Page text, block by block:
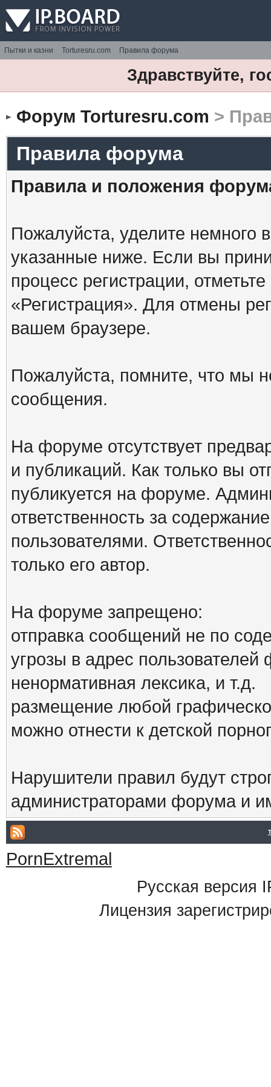
Пытки и казни Torturesru.com Правила форума
Здравствуйте,
Форум Torturesru.com >
Правила форума
Правила и положения
Пожалуйста, уделите немного
указанные ниже. Если вы
процесс регистрации,
«Регистрация». Для отмены
вашем браузере.
Пожалуйста, помните, что мы
сообщения.
На форуме отсутствует
и публикаций. Как только вы
публикуется на форуме.
ответственность за
пользователями.
только его автор.
На форуме запрещено:
отправка сообщений не по
угрозы в адрес
ненормативная лексика, и т.д.
размещение любой
можно отнести к детской
Нарушители правил будут
администраторами форума и
PornExtremal
Русская версия
Лицензия